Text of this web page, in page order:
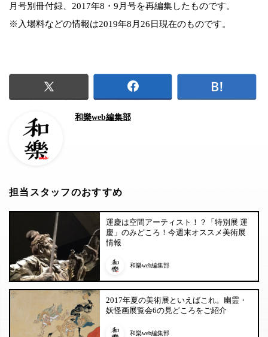
月号別冊付録、2017年8・9月号を再編集したものです。
※入場料などの情報は2019年8月26日現在のものです。
和樂web編集部
担当スタッフのおすすめ
運慶は空間アーティスト！？「特別展 運
慶」のみどころ！今週末オススメ美術展
情報
和樂web編集部
2017年夏の美術展といえばこれ。幽霊・
妖怪画展覧会6の見どころをご紹介
和樂web編集部